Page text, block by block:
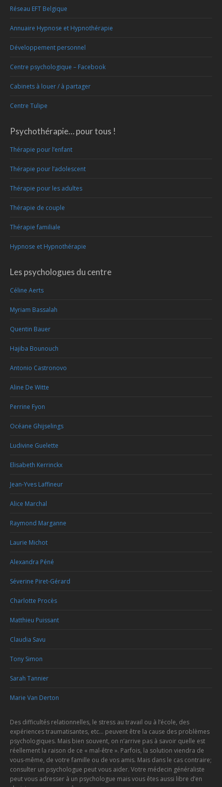
Réseau EFT Belgique
Annuaire Hypnose et Hypnothérapie
Développement personnel
Centre psychologique – Facebook
Cabinets à louer / à partager
Centre Tulipe
Psychothérapie… pour tous !
Thérapie pour l’enfant
Thérapie pour l’adolescent
Thérapie pour les adultes
Thérapie de couple
Thérapie familiale
Hypnose et Hypnothérapie
Les psychologues du centre
Céline Aerts
Myriam Bassalah
Quentin Bauer
Hajiba Bounouch
Antonio Castronovo
Aline De Witte
Perrine Fyon
Océane Ghijselings
Ludivine Guelette
Elisabeth Kerrinckx
Jean-Yves Laffineur
Alice Marchal
Raymond Marganne
Laurie Michot
Alexandra Péné
Séverine Piret-Gérard
Charlotte Procès
Matthieu Puissant
Claudia Savu
Tony Simon
Sarah Tannier
Marie Van Derton
Des difficultés relationnelles, le stress au travail ou à l’école, des
expériences traumatisantes, etc… peuvent être la cause des problèmes
psychologiques. Mais bien souvent, on n’arrive pas à savoir quelle est
réellement la raison de ce « mal-être ». Parfois, la solution viendra de
vous-même, de votre famille ou de vos amis. Mais dans le cas contraire;
consulter un psychologue peut vous aider. Votre médecin généraliste
peut vous adresser à un psychologue mais vous êtes aussi libre d’en